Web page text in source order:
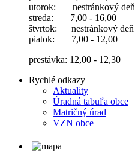
utorok: nestránkový deň
streda: 7,00 - 16,00
štvrtok: nestránkový deň
piatok: 7,00 - 12,00
prestávka: 12,00 - 12,30
Rychlé odkazy
Aktuality
Úradná tabuľa obce
Matričný úrad
VZN obce